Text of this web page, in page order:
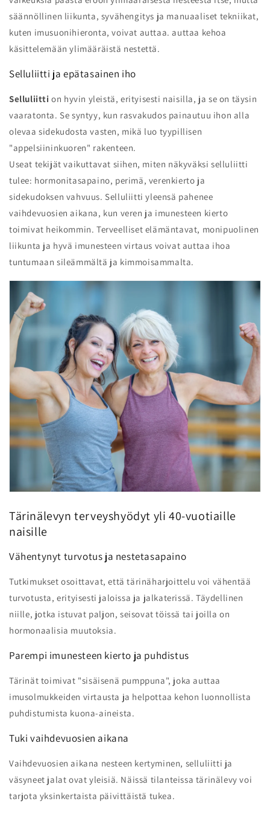
säännöllinen liikunta, syvähengitys ja manuaaliset tekniikat,
kuten imusuonihieronta, voivat auttaa. auttaa kehoa
käsittelemään ylimääräistä nestettä.
Selluliitti ja epätasainen iho
Selluliitti on hyvin yleistä, erityisesti naisilla, ja se on täysin
vaaratonta. Se syntyy, kun rasvakudos painautuu ihon alla
olevaa sidekudosta vasten, mikä luo tyypillisen
"appelsiininkuoren" rakenteen.
Useat tekijät vaikuttavat siihen, miten näkyväksi selluliitti
tulee: hormonitasapaino, perimä, verenkierto ja
sidekudoksen vahvuus. Selluliitti yleensä pahenee
vaihdevuosien aikana, kun veren ja imunesteen kierto
toimivat heikommin. Terveelliset elämäntavat, monipuolinen
liikunta ja hyvä imunesteen virtaus voivat auttaa ihoa
tuntumaan sileämmältä ja kimmoisammalta.
Tärinälevyn terveyshyödyt yli 40-vuotiaille
naisille
Vähentynyt turvotus ja nestetasapaino
Tutkimukset osoittavat, että tärinäharjoittelu voi vähentää
turvotusta, erityisesti jaloissa ja jalkaterissä. Täydellinen
niille, jotka istuvat paljon, seisovat töissä tai joilla on
hormonaalisia muutoksia.
Parempi imunesteen kierto ja puhdistus
Tärinät toimivat "sisäisenä pumppuna", joka auttaa
imusolmukkeiden virtausta ja helpottaa kehon luonnollista
puhdistumista kuona-aineista.
Tuki vaihdevuosien aikana
Vaihdevuosien aikana nesteen kertyminen, selluliitti ja
väsyneet jalat ovat yleisiä. Näissä tilanteissa tärinälevy voi
tarjota yksinkertaista päivittäistä tukea.